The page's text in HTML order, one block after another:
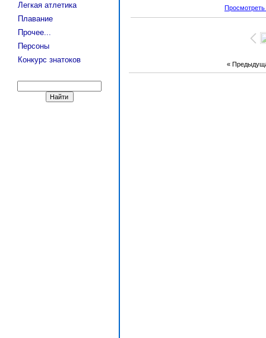
Легкая атлетика
Плавание
Прочее...
Персоны
Конкурс знатоков
«